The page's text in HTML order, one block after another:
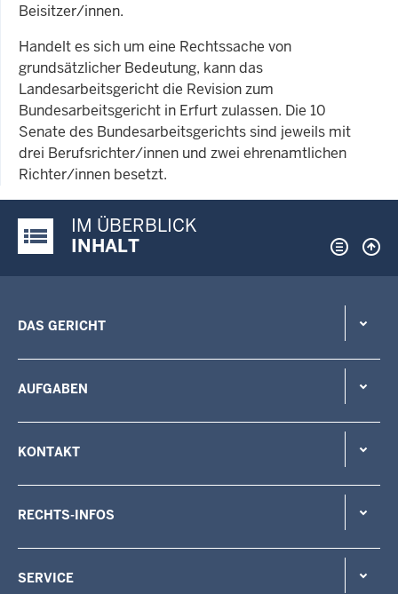
Beisitzer/innen.
Handelt es sich um eine Rechtssache von
grundsätzlicher Bedeutung, kann das
Landesarbeitsgericht die Revision zum
Bundesarbeitsgericht in Erfurt zulassen. Die 10
Senate des Bundesarbeitsgerichts sind jeweils mit
drei Berufsrichter/innen und zwei ehrenamtlichen
Richter/innen besetzt.
Justiz-Portal im Überblick:
IM ÜBERBLICK
INHALT
DAS GERICHT
AUFGABEN
KONTAKT
RECHTS-INFOS
SERVICE